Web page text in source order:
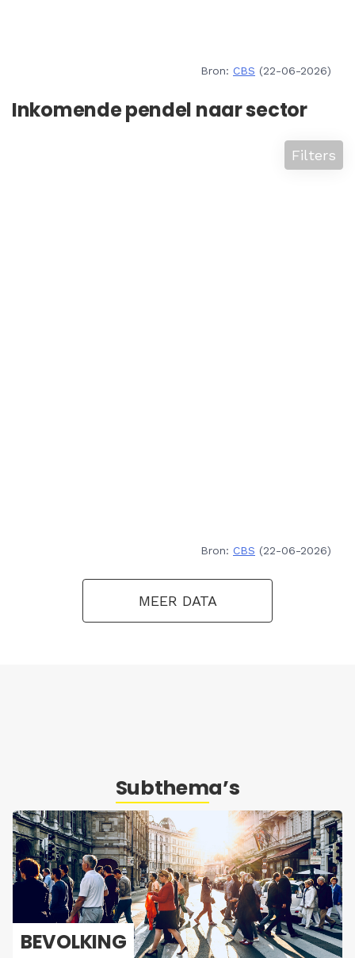
Bron: CBS (22-06-2026)
Inkomende pendel naar sector
Filters
Bron: CBS (22-06-2026)
MEER DATA
Subthema’s
BE­VOL­KING